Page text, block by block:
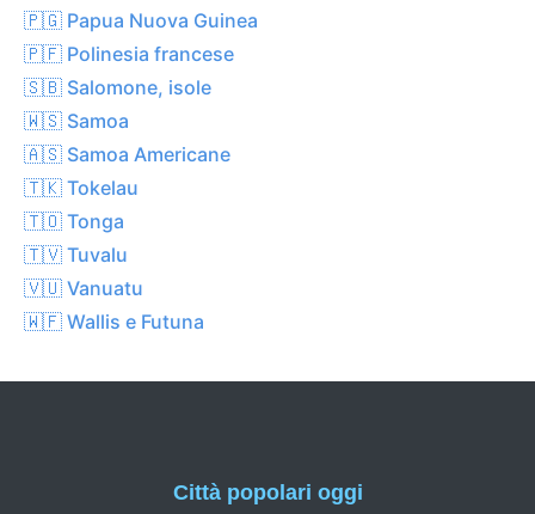
🇵🇬 Papua Nuova Guinea
🇵🇫 Polinesia francese
🇸🇧 Salomone, isole
🇼🇸 Samoa
🇦🇸 Samoa Americane
🇹🇰 Tokelau
🇹🇴 Tonga
🇹🇻 Tuvalu
🇻🇺 Vanuatu
🇼🇫 Wallis e Futuna
Città popolari oggi